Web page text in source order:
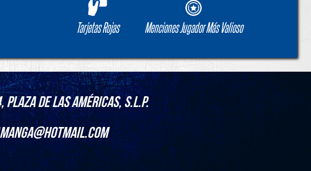
Tarjetas Rojas Menciones Jugador Más Valioso
de las Américas, S.L.P.